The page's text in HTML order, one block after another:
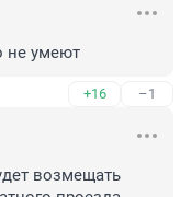
не умеют
+16 –1
возмещать